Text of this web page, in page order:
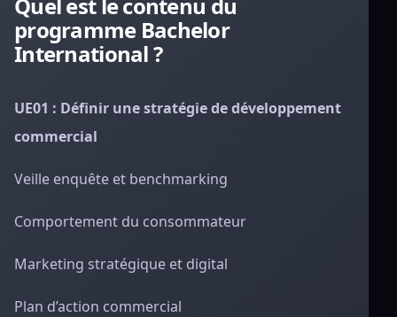
programme Bachelor
International ?
UE01 : Définir une stratégie de développement
commercial
Veille enquête et benchmarking
Comportement du consommateur
Marketing stratégique et digital
Plan d’action commercial